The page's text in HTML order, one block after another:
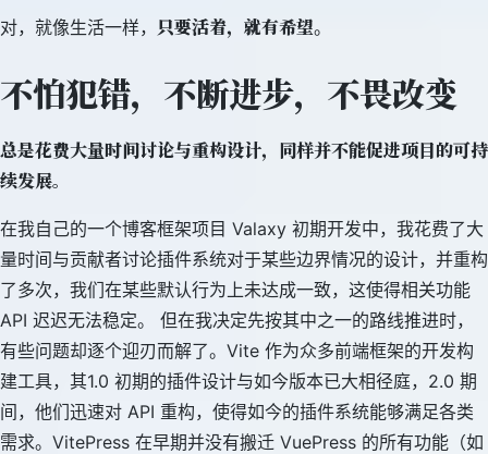
对，就像生活一样， 只要活着，就有希望。
不怕犯错，不断进步，不畏改变
总是花费大量时间讨论与重构设计，同样并不能促进项目的可持
续发展。
在我自己的一个博客框架项目 Valaxy 初期开发中，我花费了大
量时间与贡献者讨论插件系统对于某些边界情况的设计，并重构
了多次，我们在某些默认行为上未达成一致，这使得相关功能
API 迟迟无法稳定。 但在我决定先按其中之一的路线推进时，
有些问题却逐个迎刃而解了。Vite 作为众多前端框架的开发构
建工具，其1.0 初期的插件设计与如今版本已大相径庭，2.0 期
间，他们迅速对 API 重构，使得如今的插件系统能够满足各类
需求。VitePress 在早期并没有搬迁 VuePress 的所有功能（如